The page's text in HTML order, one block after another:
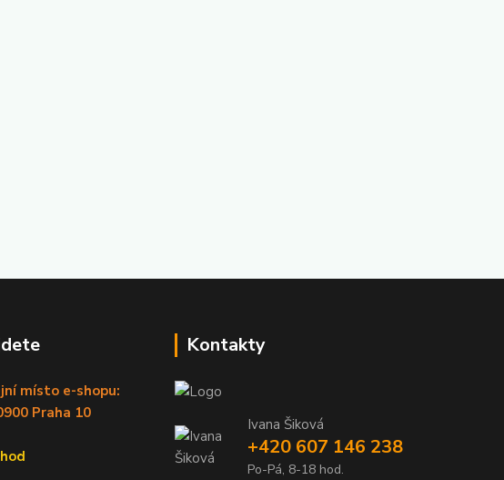
místo e-shopu:
Praha 10
Kontakty
Ivana Šiková
+420 607 146 238
Po-Pá, 8-18 hod.